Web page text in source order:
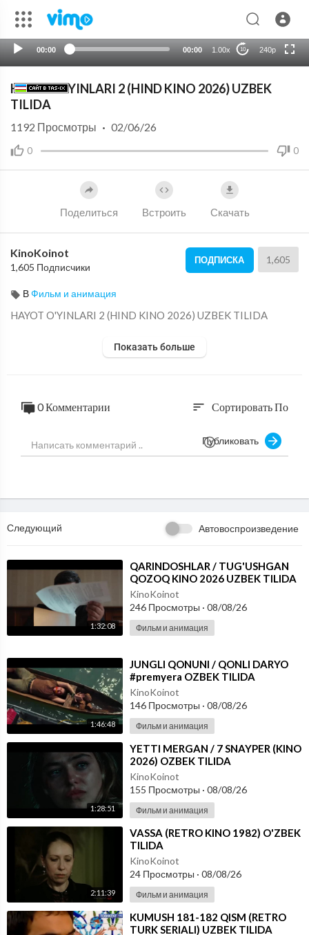
00:00 00:00 1.00x 10 240p
HD
HAYOT O'YINLARI 2 (HIND KINO 2026) UZBEK
TILIDA
0 0
1192 Просмотры · 02/06/26
Поделиться Встроить Скачать
KinoKoinot
1,605 Подписчики
ПОДПИСКА 1,605
ВФильм и анимация
⁣HAYOT O'YINLARI 2 (HIND KINO 2026) UZBEK TILIDA
Показать больше
0 Комментарии sort Сортировать По
Публиковать
Следующий Автовоспроизведение
1:32:08
⁣QARINDOSHLAR / TUG'USHGAN
QOZOQ KINO 2026 UZBEK TILIDA
KinoKoinot
246 Просмотры · 08/08/26
Фильм и анимация
1:46:48
⁣JUNGLI QONUNI / QONLI DARYO
#premyera OZBEK TILIDA
KinoKoinot
146 Просмотры · 08/08/26
Фильм и анимация
1:28:51
⁣YETTI MERGAN / 7 SNAYPER (KINO
2026) OZBEK TILIDA
KinoKoinot
155 Просмотры · 08/08/26
Фильм и анимация
2:11:39
⁣VASSA (RETRO KINO 1982) O'ZBEK
TILIDA
KinoKoinot
24 Просмотры · 08/08/26
Фильм и анимация
⁣KUMUSH 181-182 QISM (RETRO
TURK SERIALI) UZBEK TILIDA